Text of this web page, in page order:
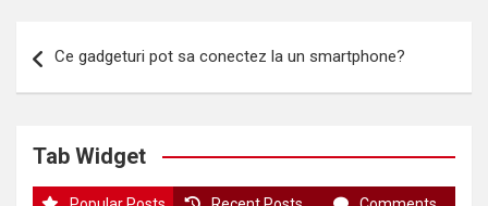
în
Ce gadgeturi pot sa conectez la un smartphone?
Tab Widget